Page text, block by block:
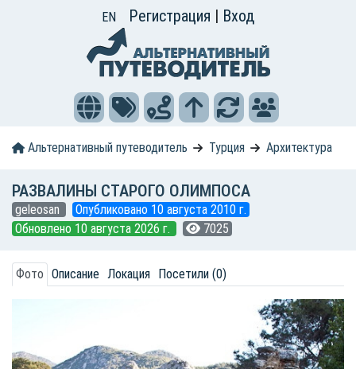
EN Регистрация | Вход
Альтернативный путеводитель Турция Архитектура
РАЗВАЛИНЫ СТАРОГО ОЛИМПОСА
geleosan
Опубликовано 10 августа 2010 г.
Обновлено 10 августа 2026 г.
7025
Фото Описание Локация Посетили (0)